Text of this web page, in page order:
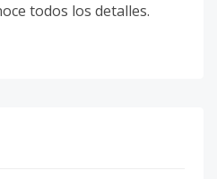
todos los detalles.